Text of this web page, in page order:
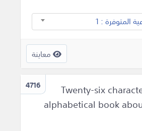
المتوفرة : 1
معاينة
4716
Twenty-six
alphabetical book